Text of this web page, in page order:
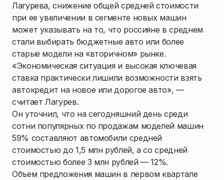
Лагурева, снижение общей средней стоимости
при ее увеличении в сегменте новых машин
может указывать на то, что россияне в среднем
стали выбирать бюджетные авто или более
старые модели на «вторичном» рынке.
«Экономическая ситуация и высокая ключевая
ставка практически лишили возможности взять
автокредит на новое или дорогое авто», —
считает Лагурев.
Он уточнил, что на сегодняшний день среди
сотни популярных по продажам моделей машин
59% составляют автомобили средней
стоимостью до 1,5 млн рублей, а со средней
стоимостью более 3 млн рублей — 12%.
Объем предложения машин в первом квартале